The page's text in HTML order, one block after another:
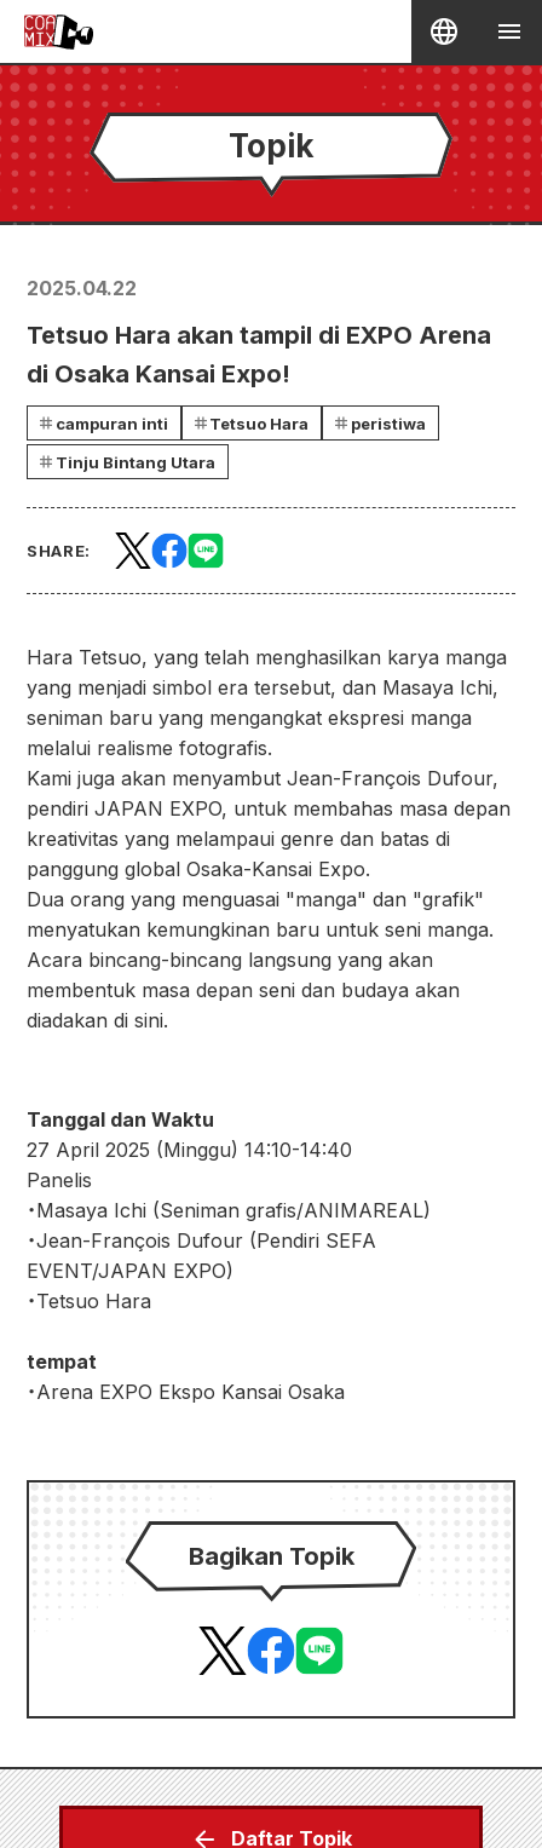
Topik
2025.04.22
Tetsuo Hara akan tampil di EXPO Arena
di Osaka Kansai Expo!
campuran inti Tetsuo Hara
peristiwa
Tinju Bintang Utara
SHARE:
Hara Tetsuo, yang telah menghasilkan karya manga
yang menjadi simbol era tersebut, dan Masaya Ichi,
seniman baru yang mengangkat ekspresi manga
melalui realisme fotografis.
Kami juga akan menyambut Jean-François Dufour,
pendiri JAPAN EXPO, untuk membahas masa depan
kreativitas yang melampaui genre dan batas di
panggung global Osaka-Kansai Expo.
Dua orang yang menguasai "manga" dan "grafik"
menyatukan kemungkinan baru untuk seni manga.
Acara bincang-bincang langsung yang akan
membentuk masa depan seni dan budaya akan
diadakan di sini.
Tanggal dan Waktu
27 April 2025 (Minggu) 14:10-14:40
Panelis
・Masaya Ichi (Seniman grafis/ANIMAREAL)
・Jean-François Dufour (Pendiri SEFA
EVENT/JAPAN EXPO)
・Tetsuo Hara
tempat
・Arena EXPO Ekspo Kansai Osaka
Bagikan Topik
Daftar Topik